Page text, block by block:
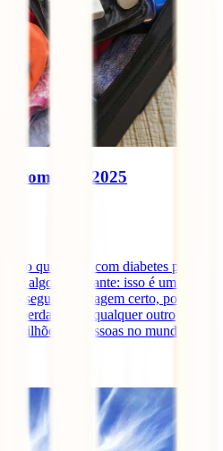
completo 2025
que viajar com diabetes pode
te algo importante: isso é um mito!
o seguro de viagem certo, podes
liberdade que qualquer outro
milhões de pessoas no mundo